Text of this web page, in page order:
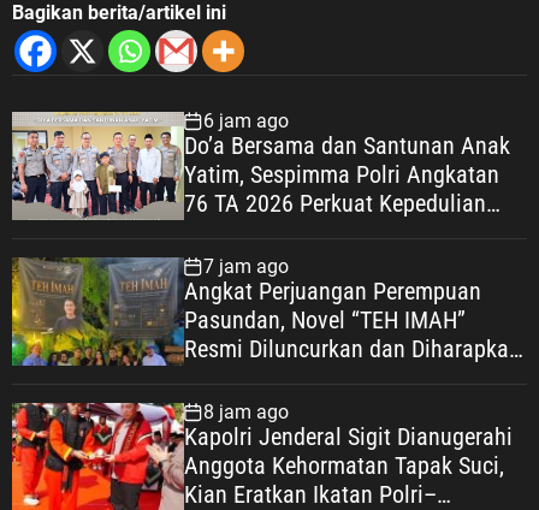
Bagikan berita/artikel ini
6 jam ago
Do’a Bersama dan Santunan Anak
Yatim, Sespimma Polri Angkatan
76 TA 2026 Perkuat Kepedulian
7 jam ago
Angkat Perjuangan Perempuan
Pasundan, Novel “TEH IMAH”
Resmi Diluncurkan dan Diharapkan
8 jam ago
Kapolri Jenderal Sigit Dianugerahi
Anggota Kehormatan Tapak Suci,
Kian Eratkan Ikatan Polri–